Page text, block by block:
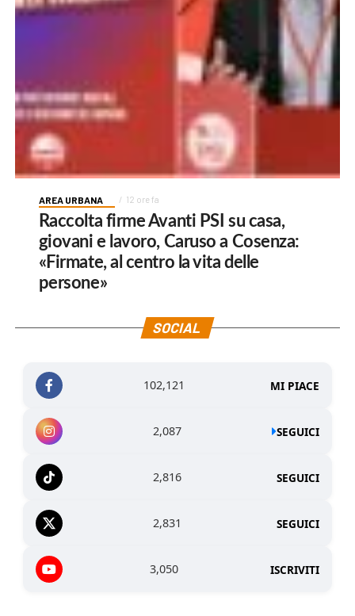
AREA URBANA 12 ore fa
Raccolta firme Avanti PSI su casa,
giovani e lavoro, Caruso a Cosenza:
«Firmate, al centro la vita delle
persone»
SOCIAL
102,121 MI PIACE
2,087 SEGUICI
2,816 SEGUICI
2,831 SEGUICI
3,050 ISCRIVITI